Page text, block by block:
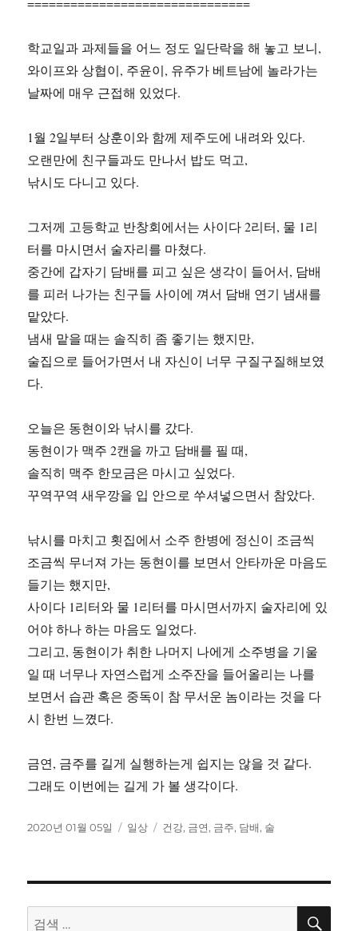
학교일과 과제들을 어느 정도 일단락을 해 놓고 보니,
와이프와 상협이, 주윤이, 유주가 베트남에 놀라가는
날짜에 매우 근접해 있었다.
1월 2일부터 상훈이와 함께 제주도에 내려와 있다.
오랜만에 친구들과도 만나서 밥도 먹고,
낚시도 다니고 있다.
그저께 고등학교 반창회에서는 사이다 2리터, 물 1리
터를 마시면서 술자리를 마쳤다.
중간에 갑자기 담배를 피고 싶은 생각이 들어서, 담배
를 피러 나가는 친구들 사이에 껴서 담배 연기 냄새를
맡았다.
냄새 맡을 때는 솔직히 좀 좋기는 했지만,
술집으로 들어가면서 내 자신이 너무 구질구질해보였
다.
오늘은 동현이와 낚시를 갔다.
동현이가 맥주 2캔을 까고 담배를 필 때,
솔직히 맥주 한모금은 마시고 싶었다.
꾸역꾸역 새우깡을 입 안으로 쑤셔넣으면서 참았다.
낚시를 마치고 횟집에서 소주 한병에 정신이 조금씩
조금씩 무너져 가는 동현이를 보면서 안타까운 마음도
들기는 했지만,
사이다 1리터와 물 1리터를 마시면서까지 술자리에 있
어야 하나 하는 마음도 일었다.
그리고, 동현이가 취한 나머지 나에게 소주병을 기울
일 때 너무나 자연스럽게 소주잔을 들어올리는 나를
보면서 습관 혹은 중독이 참 무서운 놈이라는 것을 다
시 한번 느꼈다.
금연, 금주를 길게 실행하는게 쉽지는 않을 것 같다.
그래도 이번에는 길게 가 볼 생각이다.
작
2020년 01월 05일
카
일상
태
건강, 금연, 금주, 담배, 술
검
검